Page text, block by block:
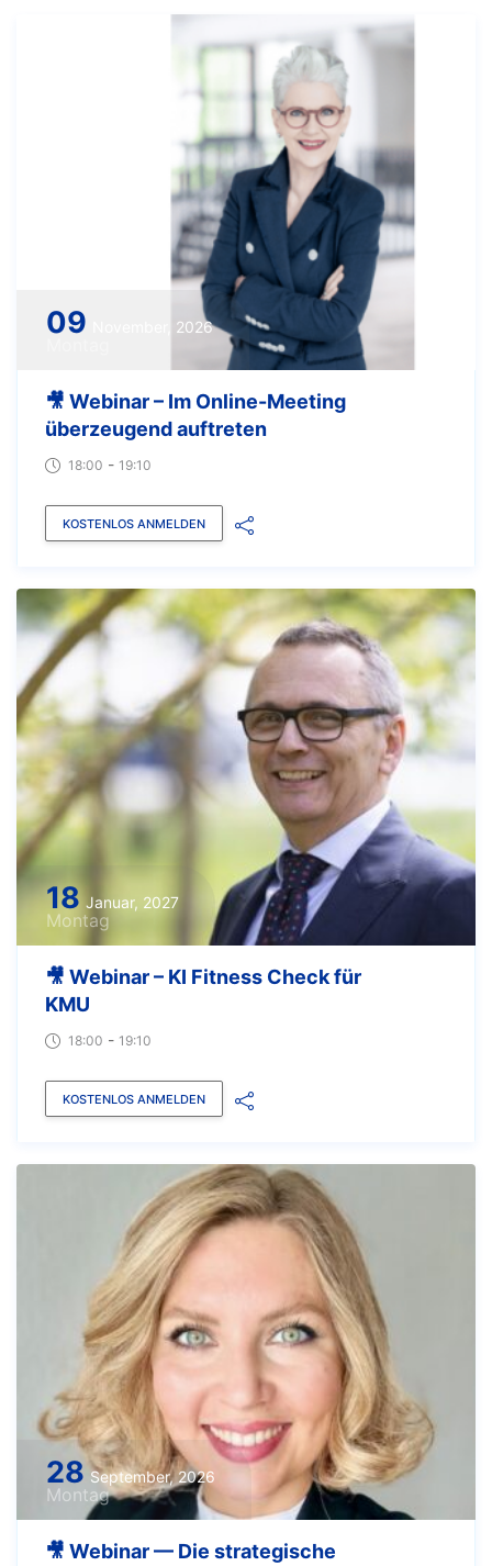
09 November, 2026
🎥 Webinar – Im Online-Meeting
überzeugend auftreten
18:00 - 19:10
KOSTENLOS ANMELDEN
18 Januar, 2027
Montag
🎥 Webinar – KI Fitness Check für
KMU
18:00 - 19:10
KOSTENLOS ANMELDEN
28 September, 2026
Montag
🎥 Webinar — Die strategische